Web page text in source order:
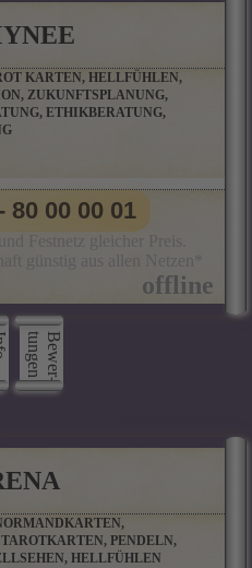
KARTEN, HELLFÜHLEN,
ZUKUNFTSPLANUNG,
ETHIKBERATUNG,
B
e
w
e
r
­
t
u
n
g
e
n
80 00 00 01
PENDELN,
HELLFÜHLEN